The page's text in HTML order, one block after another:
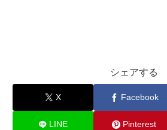
シェアする
X Facebook
LINE Pinterest